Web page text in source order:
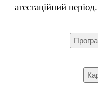
атестаційний період.